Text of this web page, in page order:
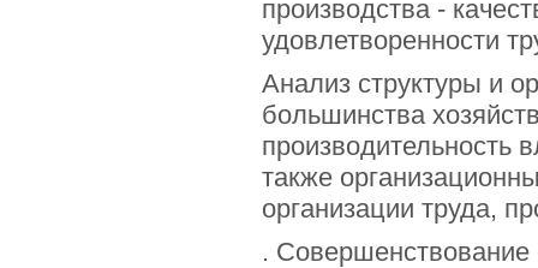
производства -
удовлетворенности
Анализ структуры и
большинства
производительность
также
организации труда,
. Совершенствование